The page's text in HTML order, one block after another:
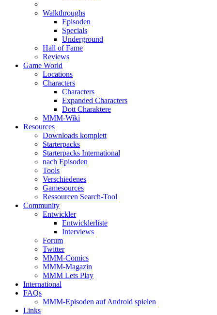
Walkthroughs
Episoden
Specials
Underground
Hall of Fame
Reviews
Game World
Locations
Characters
Characters
Expanded Characters
Dott Charaktere
MMM-Wiki
Resources
Downloads komplett
Starterpacks
Starterpacks International
nach Episoden
Tools
Verschiedenes
Gamesources
Ressourcen Search-Tool
Community
Entwickler
Entwicklerliste
Interviews
Forum
Twitter
MMM-Comics
MMM-Magazin
MMM Lets Play
International
FAQs
MMM-Episoden auf Android spielen
Links